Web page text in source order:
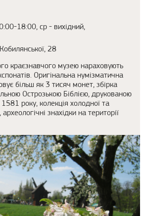
18:00, ср - вихідний,
28
краєзнавчого музею нараховують
Оригінальна нумізматична
більш як 3 тисяч монет, збірка
Острозькою Біблією, друкованою
року, колекція холодної та
знахідки на території